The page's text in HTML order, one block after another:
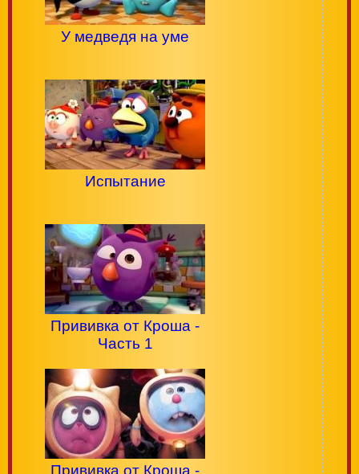
У медведя на уме
Испытание
Прививка от Кроша -
Часть 1
Прививка от Кроша -